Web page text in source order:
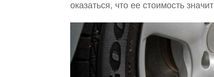
оказаться, что ее стоимость